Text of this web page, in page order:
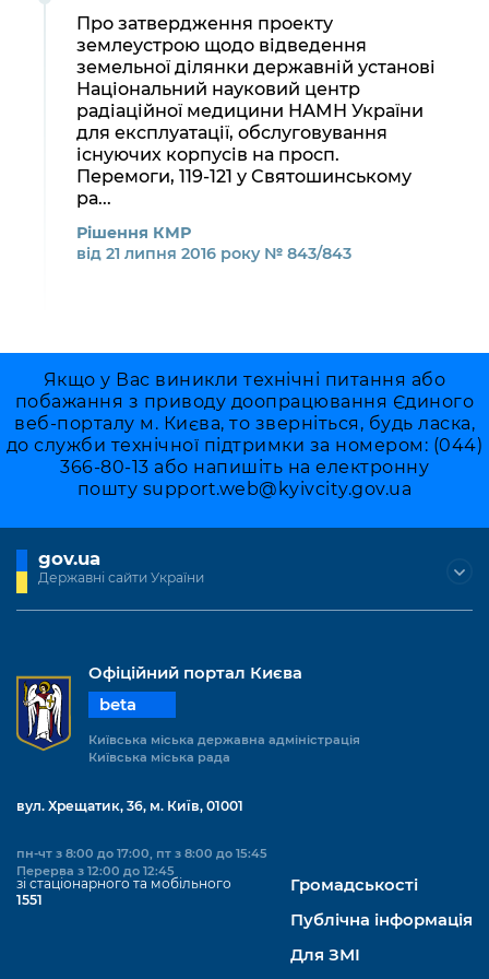
Про затвердження проекту
землеустрою щодо відведення
земельної ділянки державній установі
Національний науковий центр
радіаційної медицини НАМН України
для експлуатації, обслуговування
існуючих корпусів на просп.
Перемоги, 119-121 у Святошинському
ра...
Рішення КМР
від 21 липня 2016 року № 843/843
Якщо у Вас виникли технічні питання або
побажання з приводу доопрацювання Єдиного
веб-порталу м. Києва, то зверніться, будь ласка,
до служби технічної підтримки за номером: (044)
366-80-13 або напишіть на електронну
пошту support.web@kyivcity.gov.ua
gov.ua
Державні сайти України
Офіційний портал Києва
beta
Київська міська державна адміністрація
Київська міська рада
вул. Хрещатик, 36, м. Київ, 01001
пн-чт з 8:00 до 17:00, пт з 8:00 до 15:45
Перерва з 12:00 до 12:45
зі стаціонарного та мобільного
1551
Громадськості
Публічна інформація
Для ЗМІ